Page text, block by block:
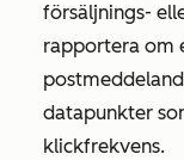
försäljnings-
rapportera om
datapunkter
klickfrekvens.